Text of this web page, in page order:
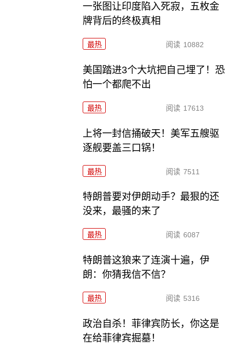
一张图让印度陷入死寂，五枚金
牌背后的终极真相
最热 阅读 10882
美国踏进3个大坑把自己埋了！恐
怕一个都爬不出
最热 阅读 17613
上将一封信捅破天！美军五艘驱
逐舰要盖三口锅！
最热 阅读 7511
特朗普要对伊朗动手？最狠的还
没来，最骚的来了
最热 阅读 6087
特朗普这狼来了连演十遍，伊
朗：你猜我信不信？
最热 阅读 5316
政治自杀！菲律宾防长，你这是
在给菲律宾掘墓！